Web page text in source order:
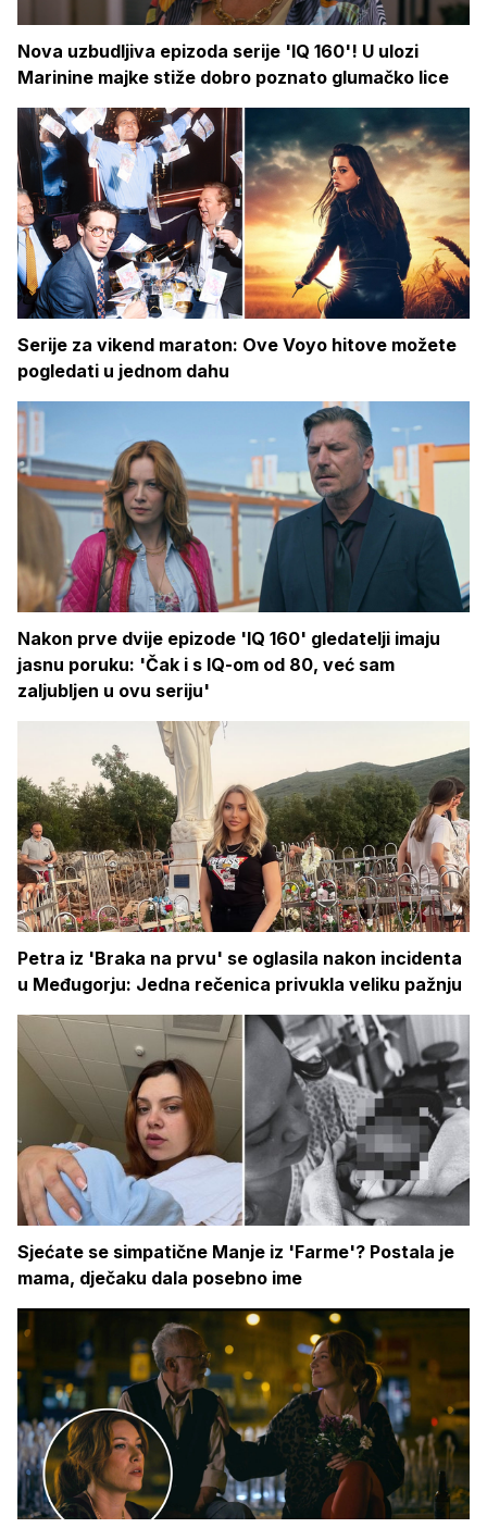
Nova uzbudljiva epizoda serije 'IQ 160'! U ulozi
Marinine majke stiže dobro poznato glumačko lice
Serije za vikend maraton: Ove Voyo hitove možete
pogledati u jednom dahu
Nakon prve dvije epizode 'IQ 160' gledatelji imaju
jasnu poruku: 'Čak i s IQ-om od 80, već sam
zaljubljen u ovu seriju'
Petra iz 'Braka na prvu' se oglasila nakon incidenta
u Međugorju: Jedna rečenica privukla veliku pažnju
Sjećate se simpatične Manje iz 'Farme'? Postala je
mama, dječaku dala posebno ime